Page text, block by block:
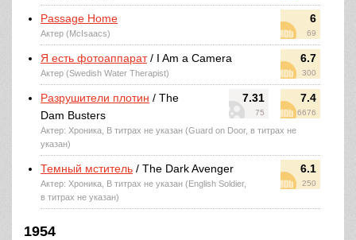
6
69
Passage Home
Актер (McIsaacs)
6.7
300
Я есть фотоаппарат/ I Am a Camera
Актер (Swedish Water Therapist)
7.31
75
7.4
6676
Разрушители плотин / The
Dam Busters
Актер: Хроника, В титрах не указан (Guard on Door, в титрах не
указан)
6.1
250
Темный мститель / The Dark Avenger
Актер: Хроника, В титрах не указан (English Soldier,
в титрах не указан)
1954